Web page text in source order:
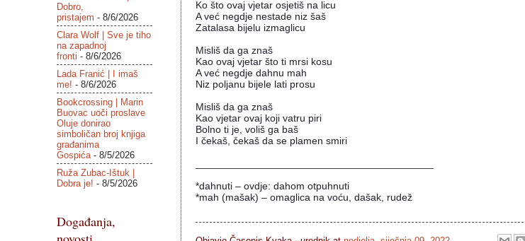
Ko što ovaj vjetar osjetiš na licu
A već negdje nestade niz šaš
Zatalasa bijelu izmaglicu
Misliš da ga znaš
Kao ovaj vjetar što ti mrsi kosu
A već negdje dahnu mah
Niz poljanu bijele lati prosu
Misliš da ga znaš
Kao vjetar ovaj koji vatru piri
Bolno ti je, voliš ga baš
I čekaš, čekaš da se plamen smiri
*dahnuti – ovdje: dahom otpuhnuti
*mah (mašak) – omaglica na voću, dašak, rudež
Dobro,
pristajem - 8/6/2026
Clara Wolf | Sve je tiho
na zapadnoj
fronti - 8/6/2026
Lada Franić | I imaš
me! - 8/6/2026
Bookcrossing | Marin
Buovac uoči proslave
Oluje donirao
simboličan broj knjiga
građanima
Gospića- 8/5/2026
Ruža Zubac-Ištuk |
Dobra je! - 8/5/2026
Događanja,